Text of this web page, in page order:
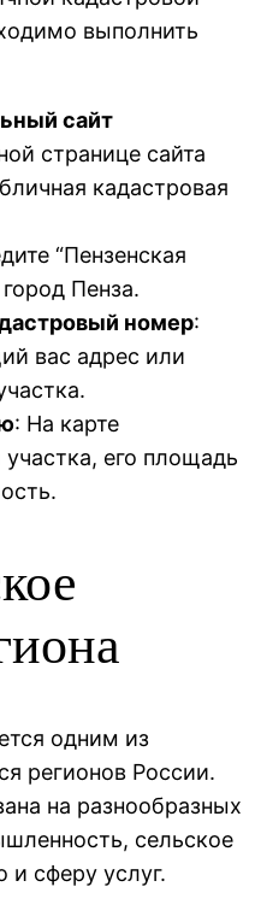
выполнить
сайт
странице сайта
кадастровая
“Пензенская
Пенза.
номер:
вас адрес или
: На карте
его площадь
одним из
регионов России.
на разнообразных
сельское
и сферу услуг.